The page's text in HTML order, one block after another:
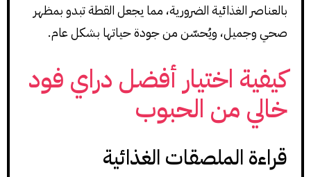
بالعناصر الغذائية الضرورية، مما يجعل القطة تبدو بمظهر
صحي وجميل، ويُحسّن من جودة حياتها بشكل عام.
كيفية اختيار أفضل دراي فود
خالي من الحبوب
قراءة الملصقات الغذائية